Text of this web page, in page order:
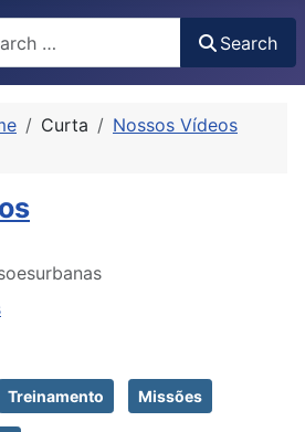
2 or more characters for results.
Search
Curta
Nossos Vídeos
Treinamento Missões